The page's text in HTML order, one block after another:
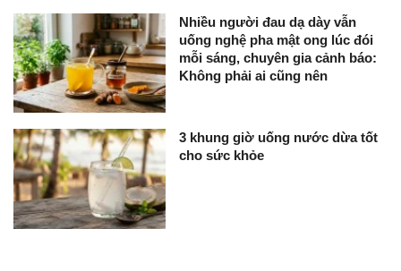
Nhiều người đau dạ dày vẫn
uống nghệ pha mật ong lúc đói
mỗi sáng, chuyên gia cảnh báo:
Không phải ai cũng nên
3 khung giờ uống nước dừa tốt
cho sức khỏe